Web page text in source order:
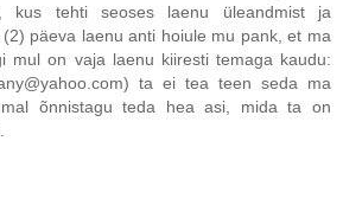
kus tehti seoses laenu üleandmist ja
päeva laenu anti hoiule mu pank, et ma
mul on vaja laenu kiiresti temaga kaudu:
ta ei tea teen seda ma
õnnistagu teda hea asi, mida ta on